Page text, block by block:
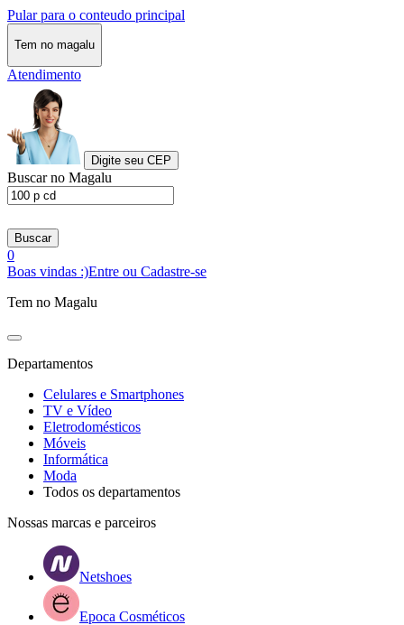
Pular para o conteudo principal
Tem no magalu
Atendimento
Digite seu CEP
Buscar no Magalu
Buscar
0
Boas vindas :)Entre ou Cadastre-se
Tem no Magalu
Departamentos
Celulares e Smartphones
TV e Vídeo
Eletrodomésticos
Móveis
Informática
Moda
Todos os departamentos
Nossas marcas e parceiros
Netshoes
Epoca Cosméticos